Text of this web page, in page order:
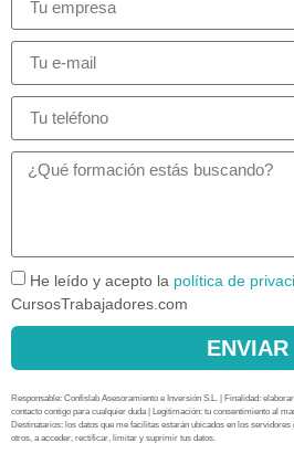
He leído y acepto la política de
CursosTrabajadores.com
ENVIAR
Responsable: Confislab Asesoramiento e Inversión S.L. | Finalidad:
contacto contigo para cualquier duda | Legitimación: tu consentimiento al
Destinatarios: los datos que me facilitas estarán ubicados en los
otros, a acceder, rectificar, limitar y suprimir tus datos.